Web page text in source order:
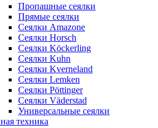
Пропашные сеялки
Прямые сеялки
Сеялки Amazone
Сеялки Horsch
Сеялки Köckerling
Сеялки Kuhn
Сеялки Kverneland
Сеялки Lemken
Сеялки Pöttinger
Сеялки Väderstad
Универсальные сеялки
техника